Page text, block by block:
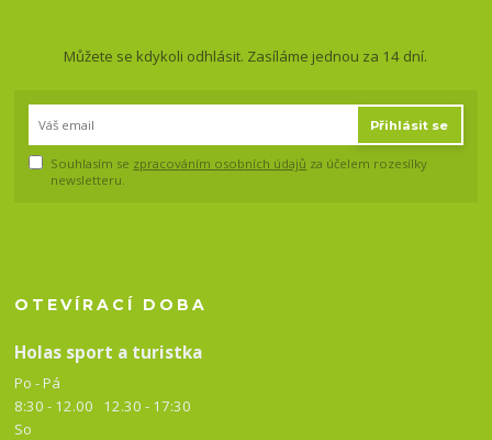
Můžete se kdykoli odhlásit. Zasíláme jednou za 14 dní.
Přihlásit se
Souhlasím se zpracováním osobních údajů za účelem rozesílky
newsletteru.
OTEVÍRACÍ DOBA
Holas sport a turistka
Po - Pá
8:30 - 12.00 12.30 - 17:30
So